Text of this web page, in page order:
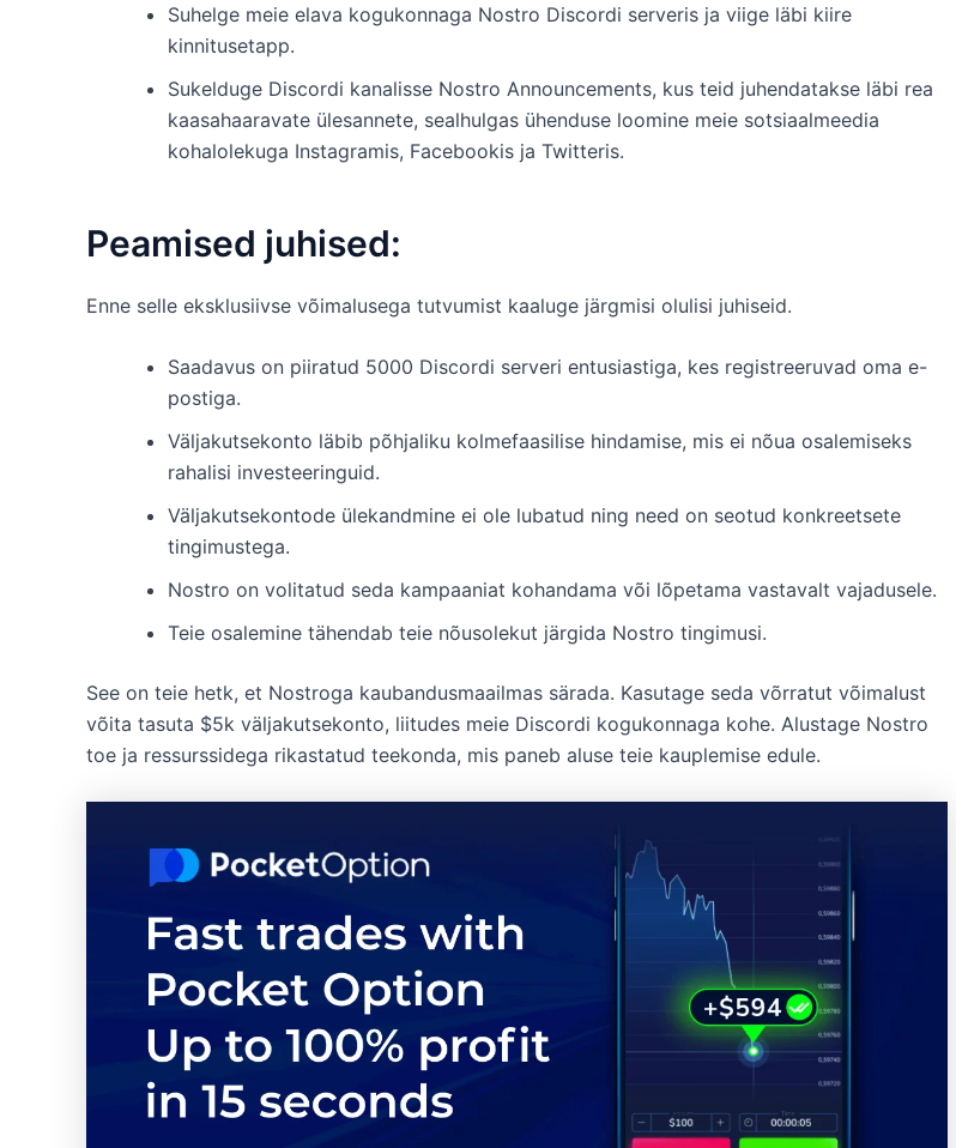
Suhelge meie elava kogukonnaga Nostro Discordi serveris ja viige läbi kiire
kinnitusetapp.
Sukelduge Discordi kanalisse Nostro Announcements, kus teid juhendatakse läbi rea
kaasahaaravate ülesannete, sealhulgas ühenduse loomine meie sotsiaalmeedia
kohalolekuga Instagramis, Facebookis ja Twitteris.
Peamised juhised:
Enne selle eksklusiivse võimalusega tutvumist kaaluge järgmisi olulisi juhiseid.
Saadavus on piiratud 5000 Discordi serveri entusiastiga, kes registreeruvad oma e-
postiga.
Väljakutsekonto läbib põhjaliku kolmefaasilise hindamise, mis ei nõua osalemiseks
rahalisi investeeringuid.
Väljakutsekontode ülekandmine ei ole lubatud ning need on seotud konkreetsete
tingimustega.
Nostro on volitatud seda kampaaniat kohandama või lõpetama vastavalt vajadusele.
Teie osalemine tähendab teie nõusolekut järgida Nostro tingimusi.
See on teie hetk, et Nostroga kaubandusmaailmas särada. Kasutage seda võrratut võimalust
võita tasuta $5k väljakutsekonto, liitudes meie Discordi kogukonnaga kohe. Alustage Nostro
toe ja ressurssidega rikastatud teekonda, mis paneb aluse teie kauplemise edule.